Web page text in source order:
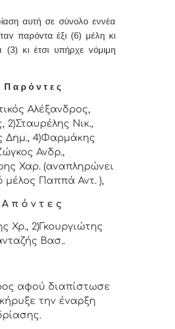
αυτή σε σύνολο εννέα
παρόvτα έξι (6) μέλη κι
(3) κι έτσι υπήρχε vόμιμη
Π α ρ ό ν τ ε ς
Αλέξανδρος,
2)Σταυρέλης Νικ.,
Δημ., 4)Φαρμάκης
Ανδρ.,
Χαρ. (αναπληρώνει
μέλος Παππά Αντ. ),
Α π ό ν τ ε ς
Χρ., 2)Γκουργιώτης
Βασ..
αφού διαπίστωσε
την έναρξη